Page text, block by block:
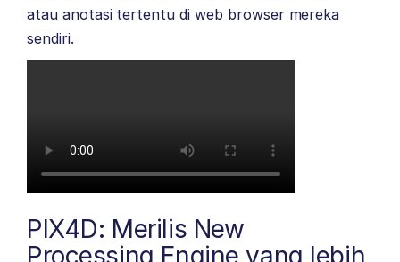
atau anotasi tertentu di web browser mereka
sendiri.
PIX4D: Merilis New
Processing Engine yang lebih